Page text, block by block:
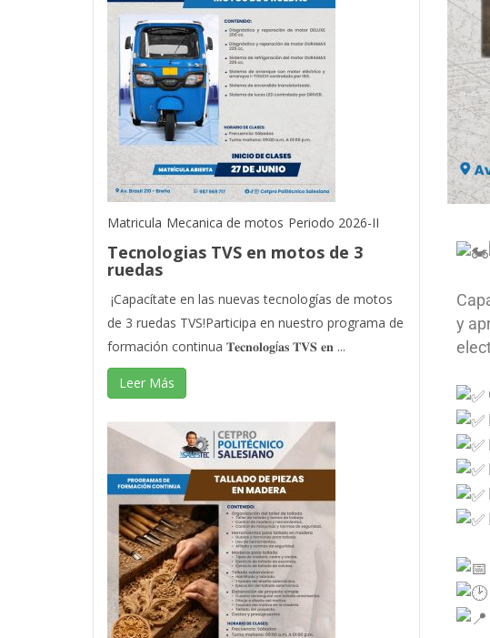
y
Matricula Mecanica de motos Periodo 2026-II
Tecnologias TVS en motos de 3
ruedas
¡Capacítate en las nuevas tecnologías de motos
de 3 ruedas TVS!Participa en nuestro programa de
formación continua 𝐓𝐞𝐜𝐧𝐨𝐥𝐨𝐠í𝐚𝐬 𝐓𝐕𝐒 𝐞𝐧 ...
Leer Más